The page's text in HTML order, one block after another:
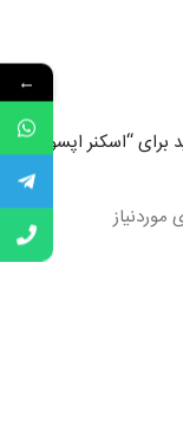
“اسکنر اپسون
←